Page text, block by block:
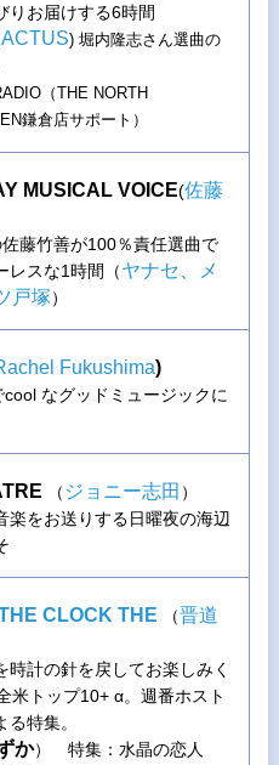
りお届けする6時間
ACTUS) 堀内隆志さん選曲の
（THE NORTH
鎌倉店サポート）
MUSICAL VOICE(佐藤
藤竹善が100％責任選曲で
レスな1時間（ヤナセ、メ
戸塚）
Fukushima)
なグッドミュージックに
（ ジョニー志田 ）
楽をお送りする日曜夜の海辺
CLOCK THE （晋道
時計の針を戻してお楽しみく
米トップ10+ α。週番ホスト
特集。
か） 特集：水晶の恋人